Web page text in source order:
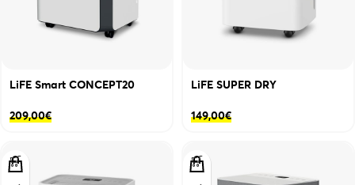
LiFE Smart CONCEPT20
209,00€
LiFE SUPER DRY
149,00€